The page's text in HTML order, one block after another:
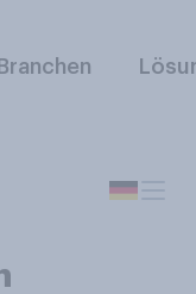
Branchen